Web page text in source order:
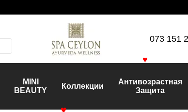
073 151
MINI
BEAUTY
Коллекции
Антивозрастная
Защита